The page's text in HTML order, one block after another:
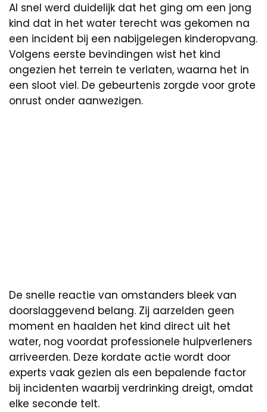
Al snel werd duidelijk dat het ging om een jong
kind dat in het water terecht was gekomen na
een incident bij een nabijgelegen kinderopvang.
Volgens eerste bevindingen wist het kind
ongezien het terrein te verlaten, waarna het in
een sloot viel. De gebeurtenis zorgde voor grote
onrust onder aanwezigen.
De snelle reactie van omstanders bleek van
doorslaggevend belang. Zij aarzelden geen
moment en haalden het kind direct uit het
water, nog voordat professionele hulpverleners
arriveerden. Deze kordate actie wordt door
experts vaak gezien als een bepalende factor
bij incidenten waarbij verdrinking dreigt, omdat
elke seconde telt.